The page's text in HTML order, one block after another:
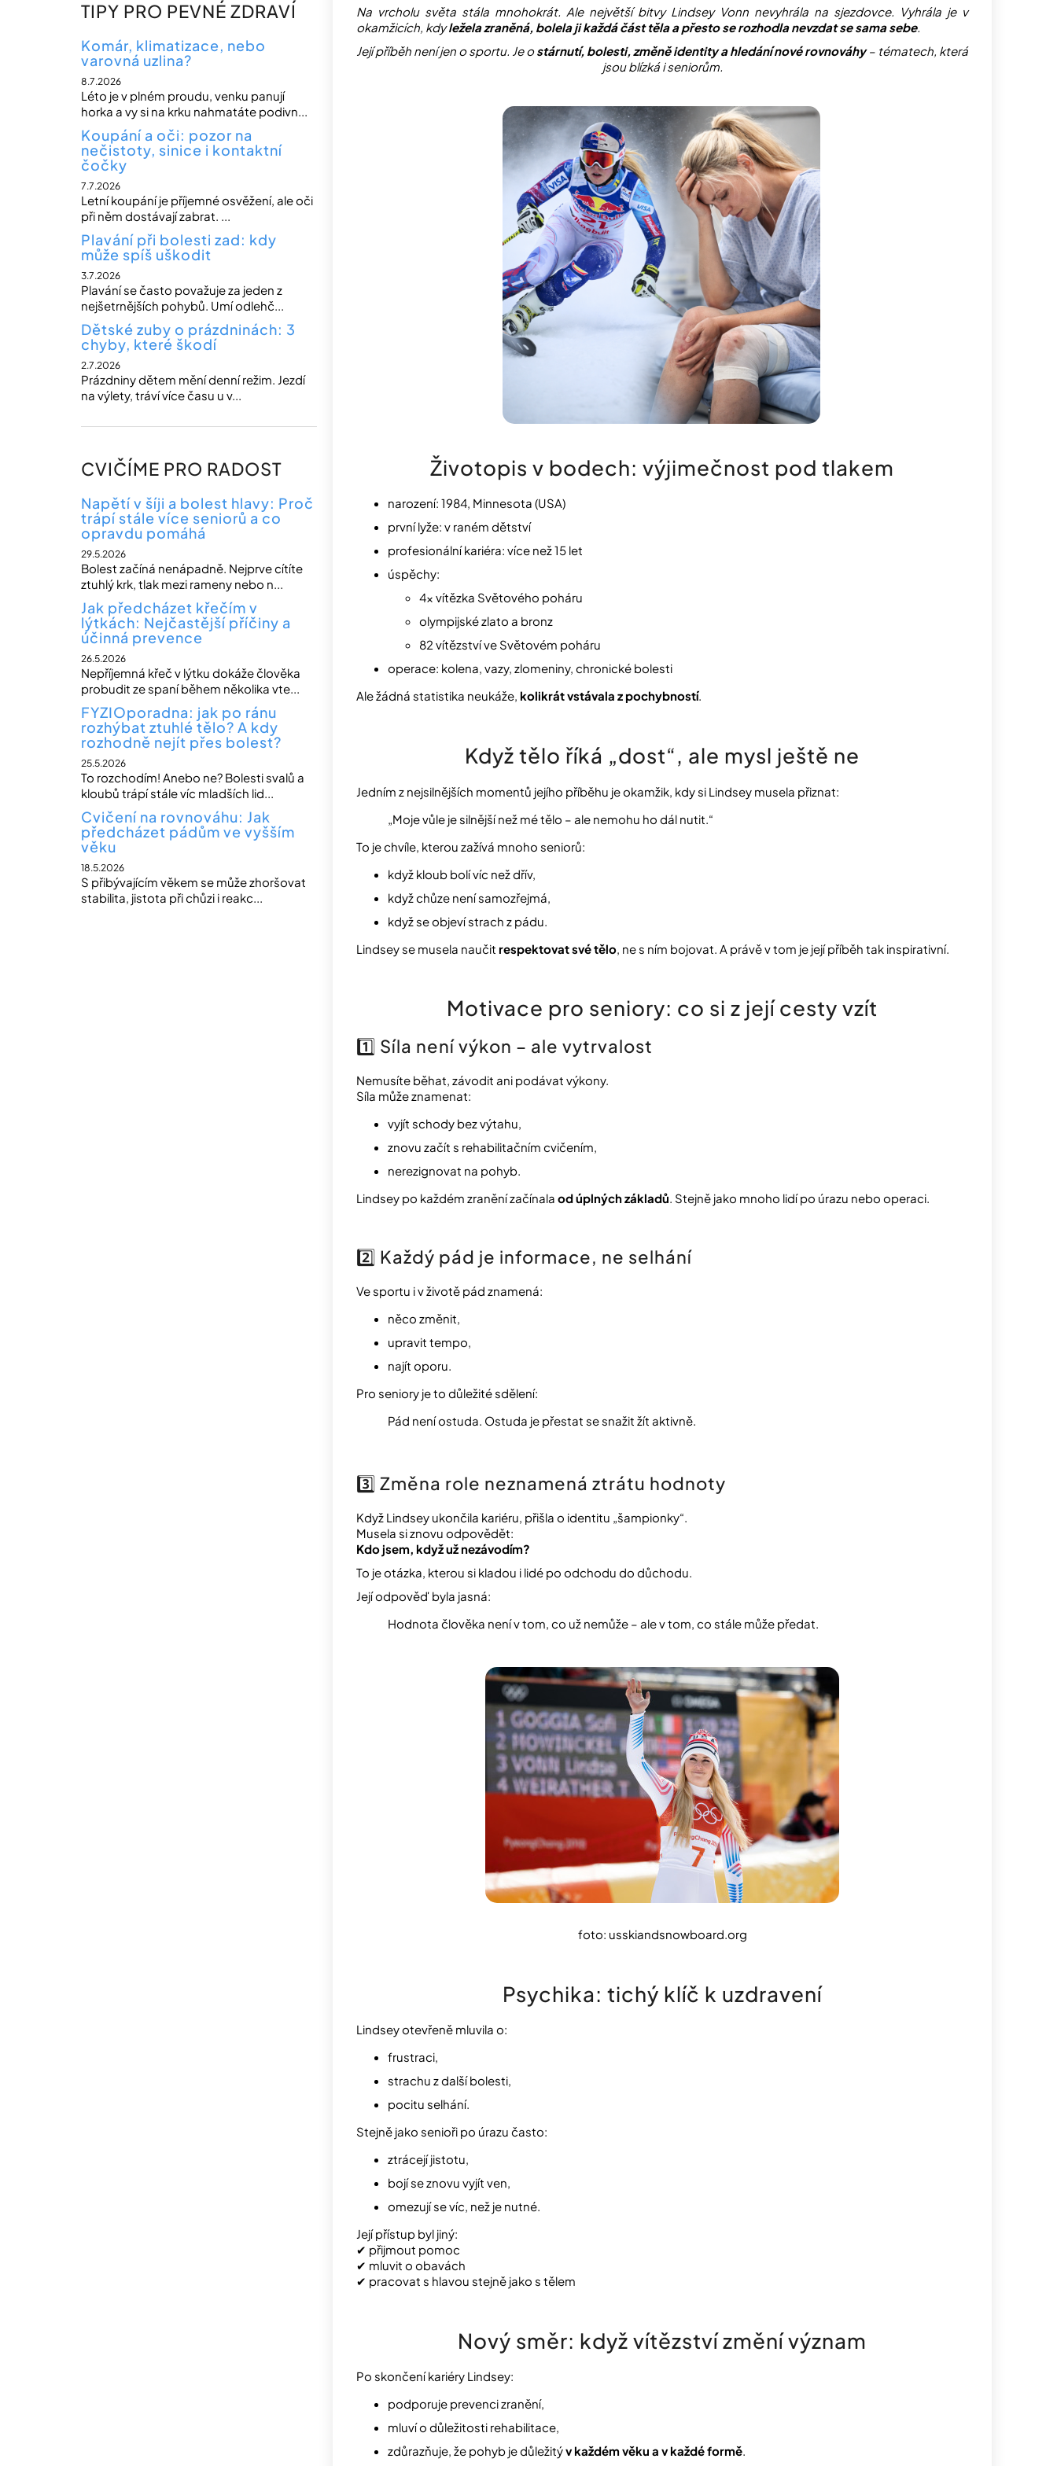
TIPY PRO PEVNÉ ZDRAVÍ
Komár, klimatizace, nebo
varovná uzlina?
8.7.2026
Léto je v plném proudu, venku panují
horka a vy si na krku nahmatáte podivn...
Koupání a oči: pozor na
nečistoty, sinice i kontaktní
čočky
7.7.2026
Letní koupání je příjemné osvěžení, ale oči
při něm dostávají zabrat. ...
Plavání při bolesti zad: kdy
může spíš uškodit
3.7.2026
Plavání se často považuje za jeden z
nejšetrnějších pohybů. Umí odlehč...
Dětské zuby o prázdninách: 3
chyby, které škodí
2.7.2026
Prázdniny dětem mění denní režim. Jezdí
na výlety, tráví více času u v...
CVIČÍME PRO RADOST
Napětí v šíji a bolest hlavy: Proč
trápí stále více seniorů a co
opravdu pomáhá
29.5.2026
Bolest začíná nenápadně. Nejprve cítíte
ztuhlý krk, tlak mezi rameny nebo n...
Jak předcházet křečím v
lýtkách: Nejčastější příčiny a
účinná prevence
26.5.2026
Nepříjemná křeč v lýtku dokáže člověka
probudit ze spaní během několika vte...
FYZIOporadna: jak po ránu
rozhýbat ztuhlé tělo? A kdy
rozhodně nejít přes bolest?
25.5.2026
To rozchodím! Anebo ne? Bolesti svalů a
kloubů trápí stále víc mladších lid...
Cvičení na rovnováhu: Jak
předcházet pádům ve vyšším
věku
18.5.2026
S přibývajícím věkem se může zhoršovat
stabilita, jistota při chůzi i reakc...
Na vrcholu světa stála mnohokrát. Ale největší bitvy Lindsey Vonn nevyhrála na sjezdovce. Vyhrála je v
okamžicích, kdyležela zraněná, bolela ji každá část těla a přesto se rozhodla nevzdat se sama sebe.
Její příběh není jen o sportu. Je ostárnutí, bolesti, změně identity a hledání nové rovnováhy– tématech, která
jsou blízká i seniorům.
Životopis v bodech: výjimečnost pod tlakem
narození: 1984, Minnesota (USA)
první lyže: v raném dětství
profesionální kariéra: více než 15 let
úspěchy:
4× vítězka Světového poháru
olympijské zlato a bronz
82 vítězství ve Světovém poháru
operace: kolena, vazy, zlomeniny, chronické bolesti
Ale žádná statistika neukáže, kolikrát vstávala z pochybností.
Když tělo říká „dost“, ale mysl ještě ne
Jedním z nejsilnějších momentů jejího příběhu je okamžik, kdy si Lindsey musela přiznat:
„Moje vůle je silnější než mé tělo – ale nemohu ho dál nutit.“
To je chvíle, kterou zažívá mnoho seniorů:
když kloub bolí víc než dřív,
když chůze není samozřejmá,
když se objeví strach z pádu.
Lindsey se musela naučit respektovat své tělo , ne s ním bojovat. A právě v tom je její příběh tak inspirativní.
Motivace pro seniory: co si z její cesty vzít
1️⃣ Síla není výkon – ale vytrvalost
Nemusíte běhat, závodit ani podávat výkony.
Síla může znamenat:
vyjít schody bez výtahu,
znovu začít s rehabilitačním cvičením,
nerezignovat na pohyb.
Lindsey po každém zranění začínala od úplných základů. Stejně jako mnoho lidí po úrazu nebo operaci.
2️⃣ Každý pád je informace, ne selhání
Ve sportu i v životě pád znamená:
něco změnit,
upravit tempo,
najít oporu.
Pro seniory je to důležité sdělení:
Pád není ostuda. Ostuda je přestat se snažit žít aktivně.
3️⃣ Změna role neznamená ztrátu hodnoty
Když Lindsey ukončila kariéru, přišla o identitu „šampionky“.
Musela si znovu odpovědět:
Kdo jsem, když už nezávodím?
To je otázka, kterou si kladou i lidé po odchodu do důchodu.
Její odpověď byla jasná:
Hodnota člověka není v tom, co už nemůže – ale v tom, co stále může předat.
foto: usskiandsnowboard.org
Psychika: tichý klíč k uzdravení
Lindsey otevřeně mluvila o:
frustraci,
strachu z další bolesti,
pocitu selhání.
Stejně jako senioři po úrazu často:
ztrácejí jistotu,
bojí se znovu vyjít ven,
omezují se víc, než je nutné.
Její přístup byl jiný:
✔ přijmout pomoc
✔ mluvit o obavách
✔ pracovat s hlavou stejně jako s tělem
Nový směr: když vítězství změní význam
Po skončení kariéry Lindsey:
podporuje prevenci zranění,
mluví o důležitosti rehabilitace,
zdůrazňuje, že pohyb je důležitýv každém věku a v každé formě.